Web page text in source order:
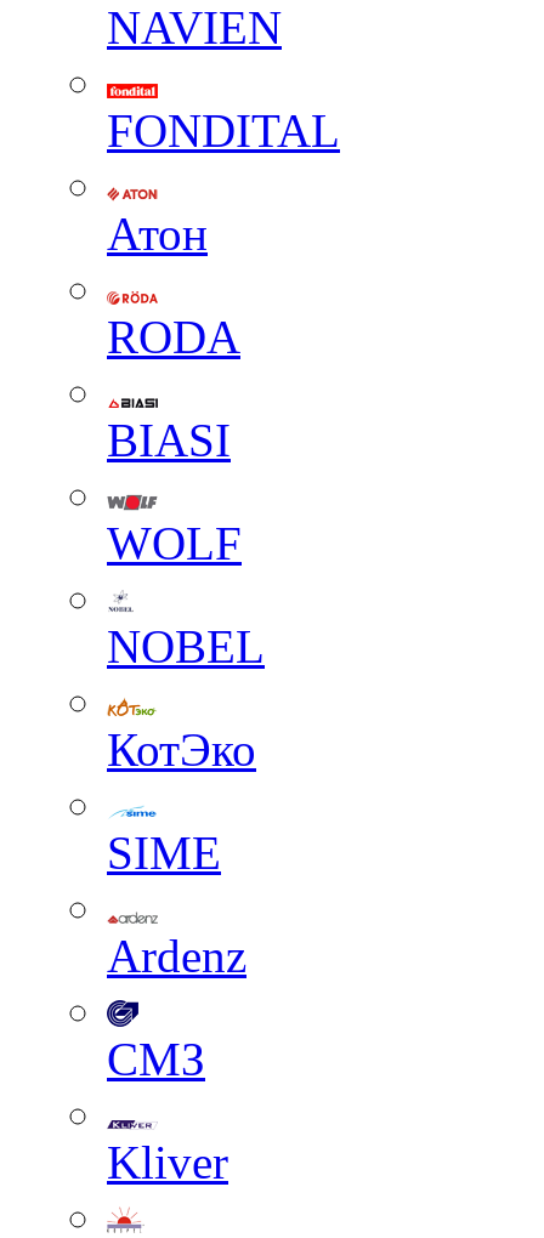
NAVIEN
FONDITAL
Атон
RODA
BIASI
WOLF
NOBEL
КотЭко
SIME
Ardenz
СМЗ
Kliver